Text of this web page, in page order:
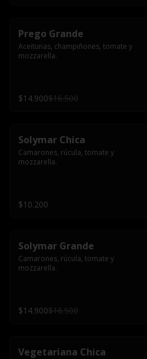
Prego Grande
Aceitunas, champiñones, tomate y
mozzarella.
$14.900$16.500
Solymar Chica
Camarones, rúcula, tomate y
mozzarella.
$10.200
Solymar Grande
Camarones, rúcula, tomate y
mozzarella.
$14.900$16.500
Vegetariana Chica